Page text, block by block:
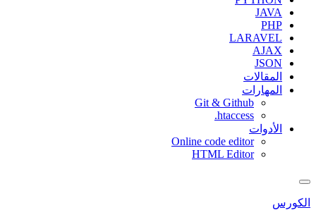
JAVA
PHP
LARAVEL
AJAX
JSON
المقالات
المهارات
Git & Github
htaccess.
الأدوات
Online code editor
HTML Editor
الكورس